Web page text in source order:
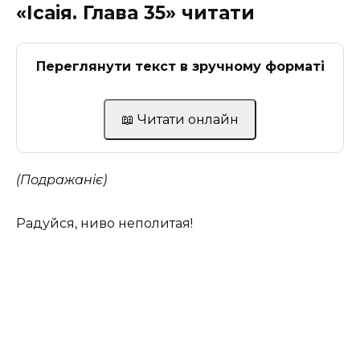
«Ісаія. Глава 35» читати
Переглянути текст в зручному форматі
📖 Читати онлайн
(Подражаніє)
Радуйся, ниво неполитая!